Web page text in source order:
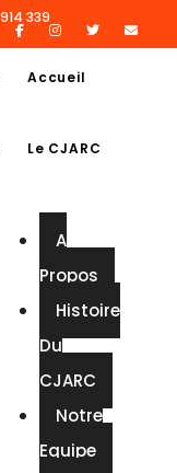
339
Accueil
Le CJARC
A
Propos
Histoire
Du
CJARC
Notre
Equipe